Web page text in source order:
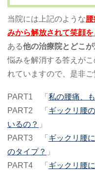
当院には上記のような
みから解放されて笑顔
ある他の治療院とどこ
悩みを解消する答えが
れていますので、是非ご
PART1 「 私の腰痛、
PART2 「 ギックリ腰
いるの？ 」
PART3 「 ギックリ腰
のタイプ？ 」
PART4 「 ギックリ腰